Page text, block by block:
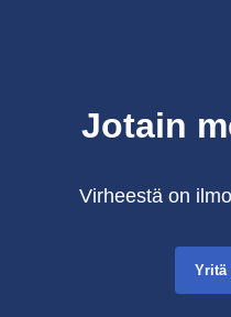
Jotain
Virheestä on
Yritä